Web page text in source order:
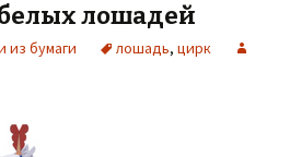
лошадей
из бумаги лошадь, цирк